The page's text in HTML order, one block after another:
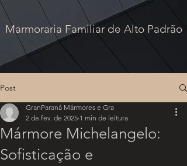
Marmoraria Familiar de Alto Padrão
Post
Mármore Michelangelo:
Sofisticação e
GranParaná Mármores e Gra
2 de fev. de 2025 1 min de leitura